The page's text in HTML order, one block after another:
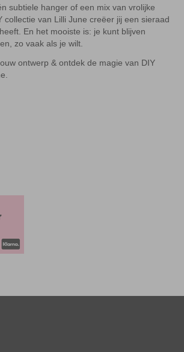
subtiele hanger of een mix van vrolijke
collectie van Lilli June creëer jij een sieraad
En het mooiste is: je kunt blijven
zo vaak als je wilt.
ontwerp & ontdek de magie van DIY